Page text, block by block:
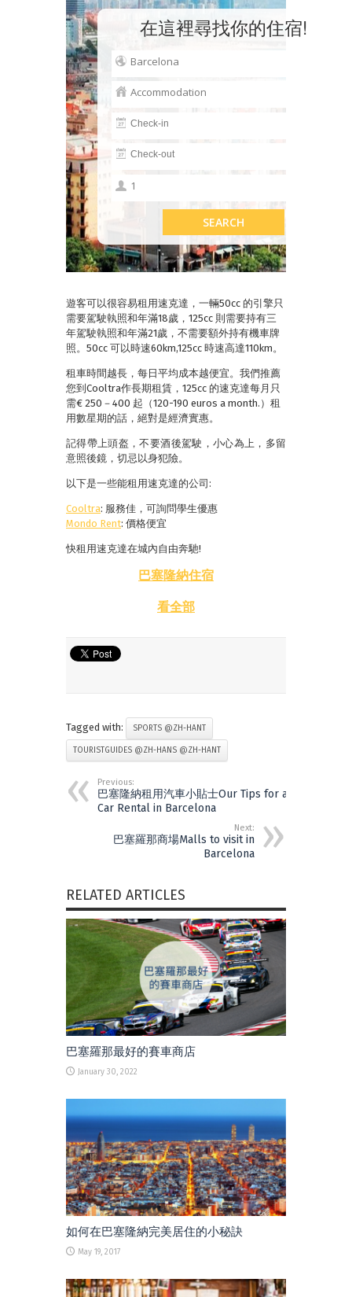
在這裡尋找你的住宿!
遊客可以很容易租用速克達，一輛50cc 的引擎只
需要駕駛執照和年滿18歲，125cc 則需要持有三
年駕駛執照和年滿21歲，不需要額外持有機車牌
照。50cc 可以時速60km,125cc 時速高達110km。
租車時間越長，每日平均成本越便宜。我們推薦
您到Cooltra作長期租賃，125cc 的速克達每月只
需€ 250－400 起（120-190 euros a month.）租
用數星期的話，絕對是經濟實惠。
記得帶上頭盔，不要酒後駕駛，小心為上，多留
意照後鏡，切忌以身犯險。
以下是一些能租用速克達的公司:
Cooltra: 服務佳，可詢問學生優惠
Mondo Rent: 價格便宜
快租用速克達在城內自由奔馳!
巴塞隆納住宿
看全部
Tagged with: SPORTS @ZH-HANT
TOURISTGUIDES @ZH-HANS @ZH-HANT
Previous:
巴塞隆納租用汽車小貼士Our Tips for a
Car Rental in Barcelona
Next:
巴塞羅那商場Malls to visit in
Barcelona
RELATED ARTICLES
巴塞羅那最好的賽車商店
January 30, 2022
如何在巴塞隆納完美居住的小秘訣
May 19, 2017